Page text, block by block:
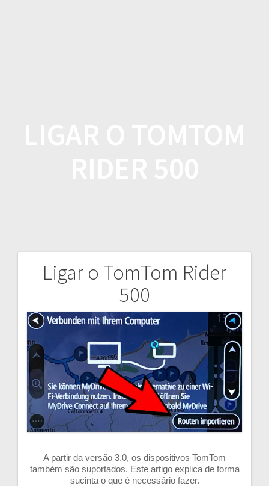
Ligar o TomTom Rider
500
A partir da versão 3.0, os dispositivos TomTom
também são suportados. Este artigo explica de forma
sucinta o que é necessário fazer.
Navegação
artigos